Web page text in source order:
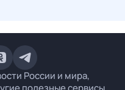
России и мира,